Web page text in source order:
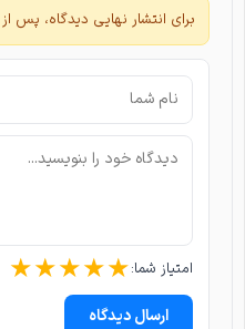
برای انتشار نهایی دیدگاه، پس
امتیاز شما: ★★★★★
ارسال دیدگاه